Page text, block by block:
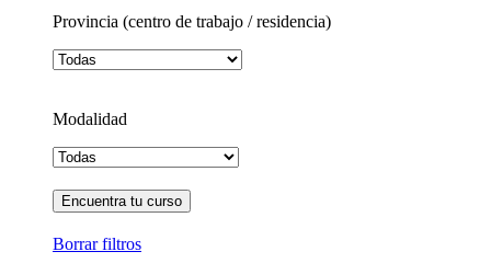
Provincia (centro de trabajo / residencia)
Modalidad
Borrar filtros